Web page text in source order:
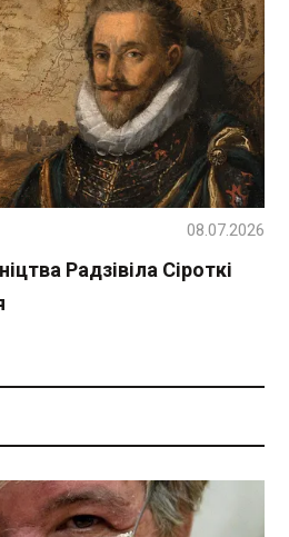
Радзівіла Сіроткі
08.07.2026